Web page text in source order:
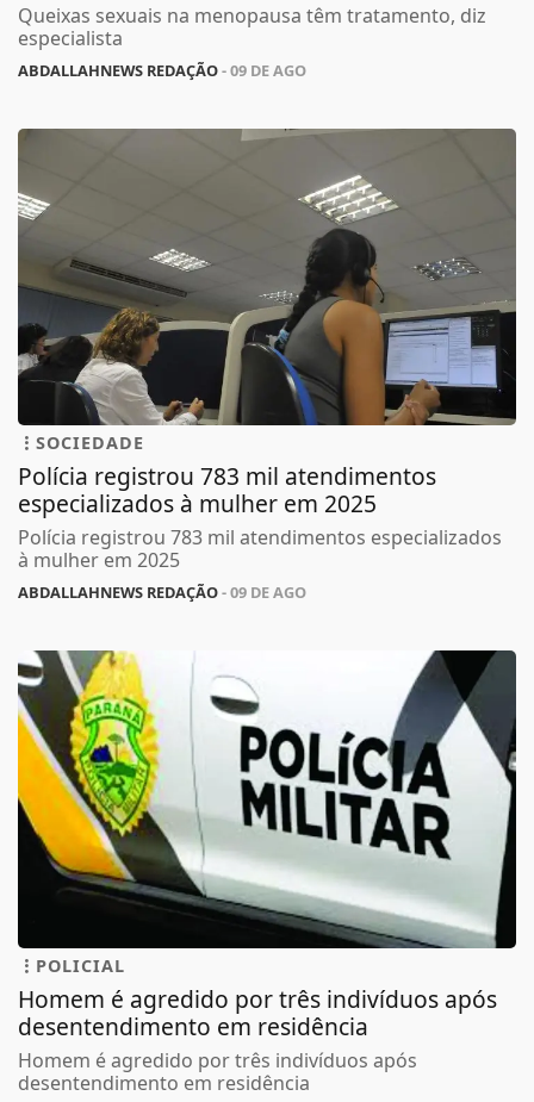
Queixas sexuais na menopausa têm tratamento, diz
especialista
ABDALLAHNEWS REDAÇÃO- 09 DE AGO
SOCIEDADE
Polícia registrou 783 mil atendimentos
especializados à mulher em 2025
Polícia registrou 783 mil atendimentos especializados
à mulher em 2025
ABDALLAHNEWS REDAÇÃO- 09 DE AGO
POLICIAL
Homem é agredido por três indivíduos após
desentendimento em residência
Homem é agredido por três indivíduos após
desentendimento em residência